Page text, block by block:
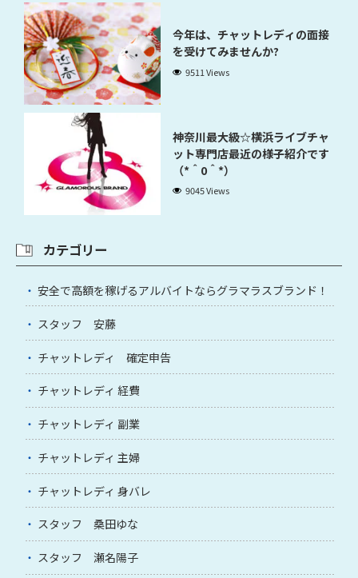
今年は、チャットレディの面接
を受けてみませんか?
9511 Views
神奈川最大級☆横浜ライブチャ
ット専門店最近の様子紹介です
（*＾0＾*）
9045 Views
カテゴリー
安全で高額を稼げるアルバイトならグラマラスブランド！
スタッフ 安藤
チャットレディ 確定申告
チャットレディ 経費
チャットレディ 副業
チャットレディ 主婦
チャットレディ 身バレ
スタッフ 桑田ゆな
スタッフ 瀬名陽子